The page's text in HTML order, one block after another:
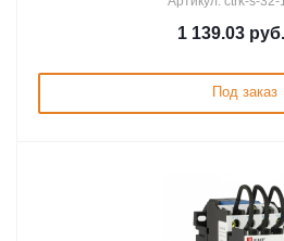
1 139.03 руб.
Под заказ